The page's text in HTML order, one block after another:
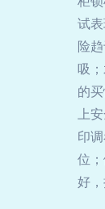
试
险
吸
的
上
印
位
好